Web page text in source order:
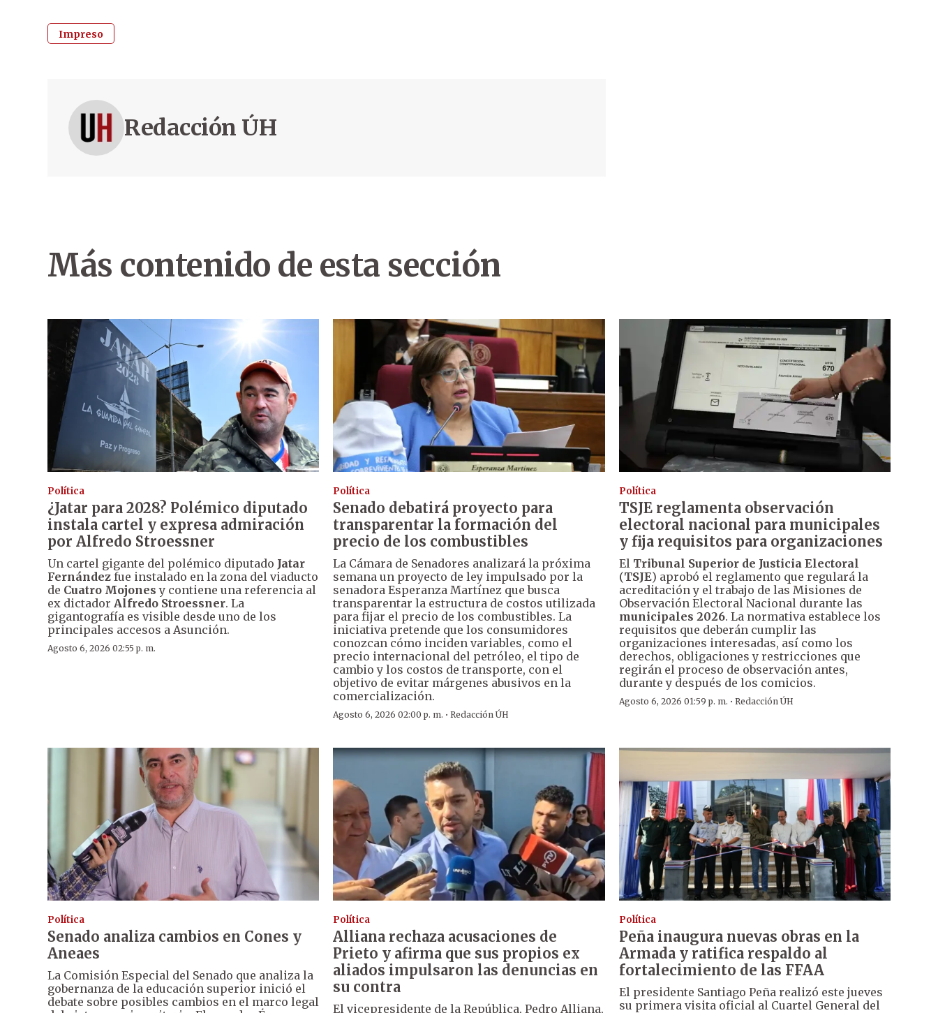
Impreso
Redacción ÚH
Más contenido de esta sección
Política
¿Jatar para 2028? Polémico diputado
instala cartel y expresa admiración
por Alfredo Stroessner
Un cartel gigante del polémico diputado Jatar
Fernández fue instalado en la zona del viaducto
de Cuatro Mojones y contiene una referencia al
ex dictador Alfredo Stroessner. La
gigantografía es visible desde uno de los
principales accesos a Asunción.
Agosto 6, 2026 02:55 p. m.
Política
Senado debatirá proyecto para
transparentar la formación del
precio de los combustibles
La Cámara de Senadores analizará la próxima
semana un proyecto de ley impulsado por la
senadora Esperanza Martínez que busca
transparentar la estructura de costos utilizada
para fijar el precio de los combustibles. La
iniciativa pretende que los consumidores
conozcan cómo inciden variables, como el
precio internacional del petróleo, el tipo de
cambio y los costos de transporte, con el
objetivo de evitar márgenes abusivos en la
comercialización.
Agosto 6, 2026 02:00 p. m. ·Redacción ÚH
Política
TSJE reglamenta observación
electoral nacional para municipales
y fija requisitos para organizaciones
El Tribunal Superior de Justicia Electoral
(TSJE) aprobó el reglamento que regulará la
acreditación y el trabajo de las Misiones de
Observación Electoral Nacional durante las
municipales 2026. La normativa establece los
requisitos que deberán cumplir las
organizaciones interesadas, así como los
derechos, obligaciones y restricciones que
regirán el proceso de observación antes,
durante y después de los comicios.
Agosto 6, 2026 01:59 p. m. · Redacción ÚH
Política
Senado analiza cambios en Cones y
Aneaes
La Comisión Especial del Senado que analiza la
gobernanza de la educación superior inició el
debate sobre posibles cambios en el marco legal
Política
Alliana rechaza acusaciones de
Prieto y afirma que sus propios ex
aliados impulsaron las denuncias en
su contra
El vicepresidente de la República, Pedro Alliana,
Política
Peña inaugura nuevas obras en la
Armada y ratifica respaldo al
fortalecimiento de las FFAA
El presidente Santiago Peña realizó este jueves
su primera visita oficial al Cuartel General del